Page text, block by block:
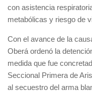
con asistencia
metabólicas y riesgo de
Con el avance de la
Oberá ordenó la
medida que fue
Seccional Primera de
al secuestro del arma